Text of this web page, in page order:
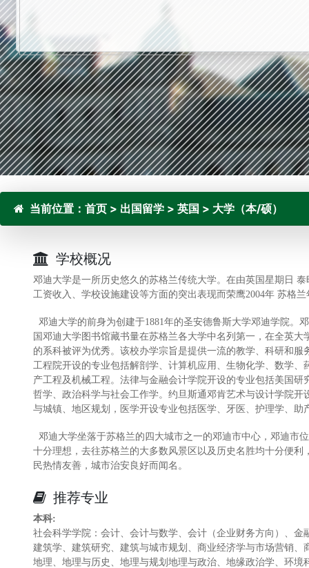
当前位置： 首页 > 出国留学 > 英国 > 大学（本/硕）
学校概况
邓迪大学是一所历史悠久的苏格兰传统大学。在由英国星期日
工资收入、学校设施建设等方面的突出表现而荣鹰2004年 苏格
邓迪大学的前身为创建于1881年的圣安德鲁斯大学邓迪学院。
国邓迪大学图书馆藏书量在苏格兰各大学中名列第一，在全英
的系科被评为优秀。该校办学宗旨是提供一流的教学、科研和
工程院开设的专业包括解剖学、计算机应用、生物化学、数学
产工程及机械工程。法律与金融会计学院开设的专业包括美国
哲学、政治科学与社会工作学。约旦斯通邓肯艺术与设计学院
与城镇、地区规划，医学开设专业包括医学、牙医、护理学、
邓迪大学坐落于苏格兰的四大城市之一的邓迪市中心，邓迪市
十分理想，去往苏格兰的大多数风景区以及历史名胜均十分便
民热情友善，城市治安良好而闻名。
推荐专业
本科:
社会科学学院：会计、会计与数学、会计（企业财务方向）、金
建筑学、建筑研究、建筑与城市规划、商业经济学与市场营销、
地理、地理与历史、地理与规划地理与政治、地缘政治学、环